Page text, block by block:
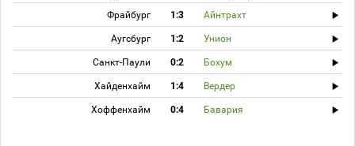
Фрайбург 1:3 Айнтрахт
Аугсбург 1:2 Унион
Санкт-Паули 0:2 Бохум
Хайденхайм 1:4 Вердер
Хоффенхайм 0:4 Бавария